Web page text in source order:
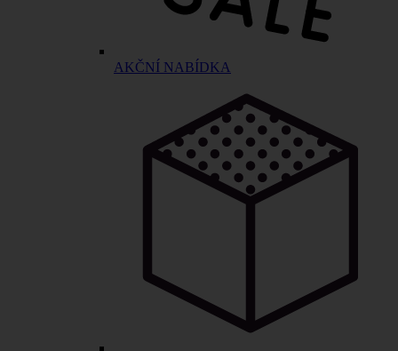
AKČNÍ NABÍDKA